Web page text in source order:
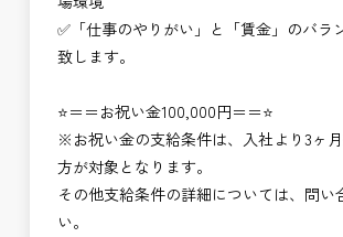
✅「仕事のやりがい」と「賃金」のバラ
致します。
⭐＝＝お祝い金100,000円＝＝⭐
※お祝い金の支給条件は、入社より3ヶ
方が対象となります。
その他支給条件の詳細については、問い
い。